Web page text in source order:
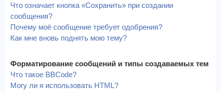
Что означает кнопка «Сохранить» при создании
сообщения?
Почему моё сообщение требует одобрения?
Как мне вновь поднять мою тему?
Форматирование сообщений и типы создаваемых тем
Что такое BBCode?
Могу ли я использовать HTML?